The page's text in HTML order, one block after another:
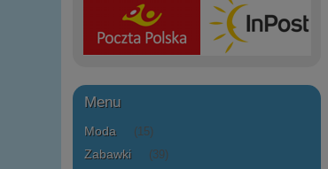
Menu
Moda (15)
Zabawki (39)